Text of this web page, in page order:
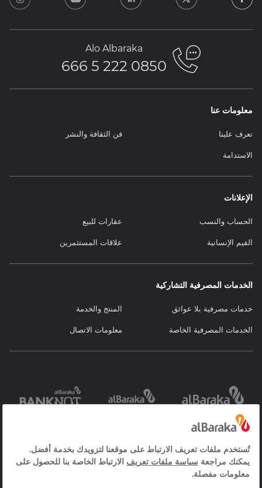
Alo Albaraka
0850 222 5 666
معلومات عنا
تعرف علينا فن الثقافة والنشر
الاستدامة
الإعلانات
الحساب والنسب عقارات للبيع
القيم الإنسانية علاقات المستثمرين
الخدمات المصرفية التشاركية
خدمات مصرفية بلا عوائق المنتج والخدمة
الخدمات المصرفية الخاصة معلومات الاتصال
خدمات مجتمع
المعلومات
العقد والاستمارات
نص توضيح ملفات